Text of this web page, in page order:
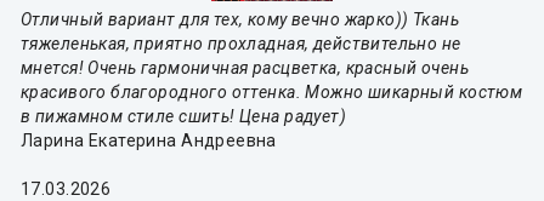
Отличный вариант для тех, кому вечно жарко)) Ткань
тяжеленькая, приятно прохладная, действительно не
мнется! Очень гармоничная расцветка, красный очень
красивого благородного оттенка. Можно шикарный костюм
в пижамном стиле сшить! Цена радует)
Ларина Екатерина Андреевна
17.03.2026